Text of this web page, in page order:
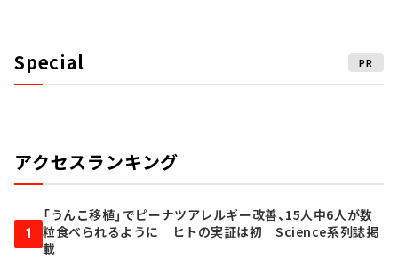
Special PR
アクセスランキング
1
「うんこ移植」でピーナツアレルギー改善、15人中6人が数
粒食べられるように ヒトの実証は初 Science系列誌掲
載